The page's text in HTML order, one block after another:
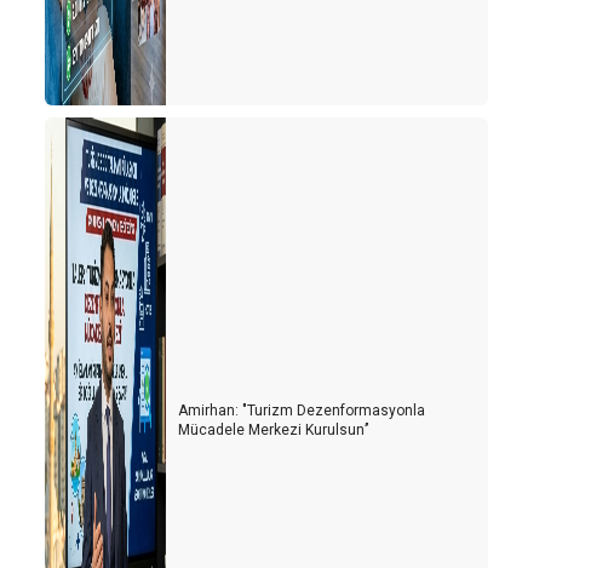
Amirhan: "Turizm Dezenformasyonla
Mücadele Merkezi Kurulsun’’